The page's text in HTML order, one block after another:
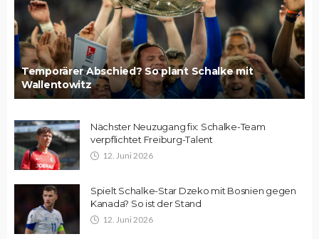
Temporärer Abschied? So plant Schalke mit
Wallentowitz
Nächster Neuzugang fix: Schalke-Team
verpflichtet Freiburg-Talent
12. Juni 2026
Spielt Schalke-Star Dzeko mit Bosnien gegen
Kanada? So ist der Stand
12. Juni 2026